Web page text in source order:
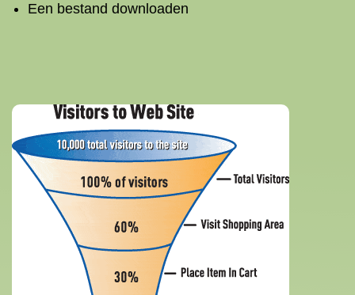
Een bestand downloaden